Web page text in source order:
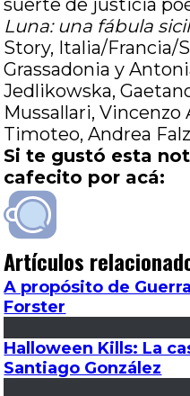
suerte de justicia
Luna: una fábula
Story, Italia/Francia/
Grassadonia y
Jedlikowska,
Mussallari, Vincenzo
Timoteo, Andrea
Si te gustó esta
cafecito por acá:
Artículos
A propósito de
Forster
Halloween Kills: La
Santiago González